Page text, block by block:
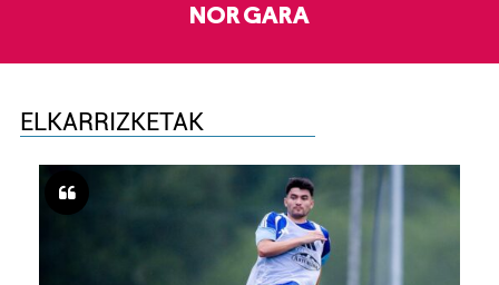
NOR GARA
ELKARRIZKETAK